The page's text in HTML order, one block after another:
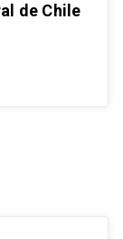
de Chile